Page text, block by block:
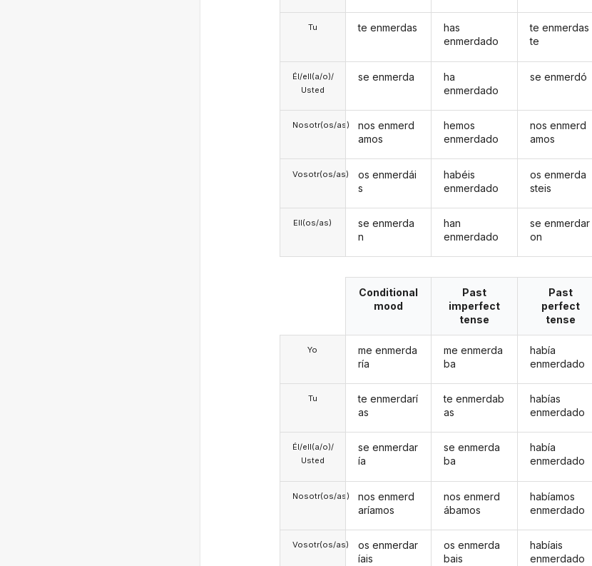
Tu
Él/ell(a/o)/
Usted
Nosotr(os/as)
Vosotr(os/as)
Ell(os/as)
te enmerdas
se enmerda
nos enmerd
amos
os enmerdái
s
se enmerda
n
has
enmerdado
ha
enmerdado
hemos
enmerdado
habéis
enmerdado
han
enmerdado
te enmerdas
te
se enmerdó
nos enmerd
amos
os enmerda
steis
se enmerdar
on
Yo
Tu
Él/ell(a/o)/
Usted
Nosotr(os/as)
Vosotr(os/as)
Conditional
mood
me enmerda
ría
te enmerdarí
as
se enmerdar
ía
nos enmerd
aríamos
os enmerdar
íais
Past
imperfect
tense
me enmerda
ba
te enmerdab
as
se enmerda
ba
nos enmerd
ábamos
os enmerda
bais
Past
perfect
tense
había
enmerdado
habías
enmerdado
había
enmerdado
habíamos
enmerdado
habíais
enmerdado